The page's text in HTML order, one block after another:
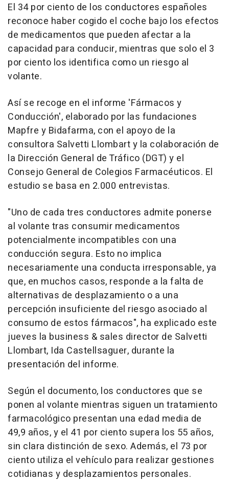
El 34 por ciento de los conductores españoles
reconoce haber cogido el coche bajo los efectos
de medicamentos que pueden afectar a la
capacidad para conducir, mientras que solo el 3
por ciento los identifica como un riesgo al
volante.
Así se recoge en el informe 'Fármacos y
Conducción', elaborado por las fundaciones
Mapfre y Bidafarma, con el apoyo de la
consultora Salvetti Llombart y la colaboración de
la Dirección General de Tráfico (DGT) y el
Consejo General de Colegios Farmacéuticos. El
estudio se basa en 2.000 entrevistas.
"Uno de cada tres conductores admite ponerse
al volante tras consumir medicamentos
potencialmente incompatibles con una
conducción segura. Esto no implica
necesariamente una conducta irresponsable, ya
que, en muchos casos, responde a la falta de
alternativas de desplazamiento o a una
percepción insuficiente del riesgo asociado al
consumo de estos fármacos", ha explicado este
jueves la business & sales director de Salvetti
Llombart, Ida Castellsaguer, durante la
presentación del informe.
Según el documento, los conductores que se
ponen al volante mientras siguen un tratamiento
farmacológico presentan una edad media de
49,9 años, y el 41 por ciento supera los 55 años,
sin clara distinción de sexo. Además, el 73 por
ciento utiliza el vehículo para realizar gestiones
cotidianas y desplazamientos personales.